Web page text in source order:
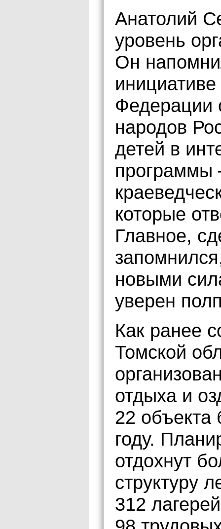
Анатолий
уровень
Он
Федерации
народов
детей в
программы
которые
Главное,
новыми
уверен
Как ранее
Томской
отдыха и
22
году.
отдохнут
структуру
312